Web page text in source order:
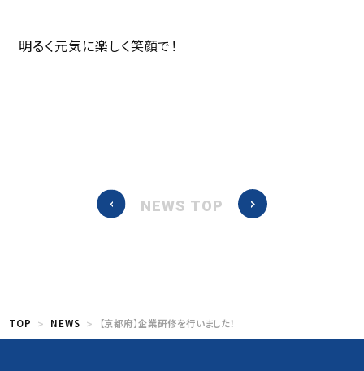
明るく元気に楽しく笑顔で！
NEWS TOP
TOP NEWS 【京都府】企業研修を行いました！